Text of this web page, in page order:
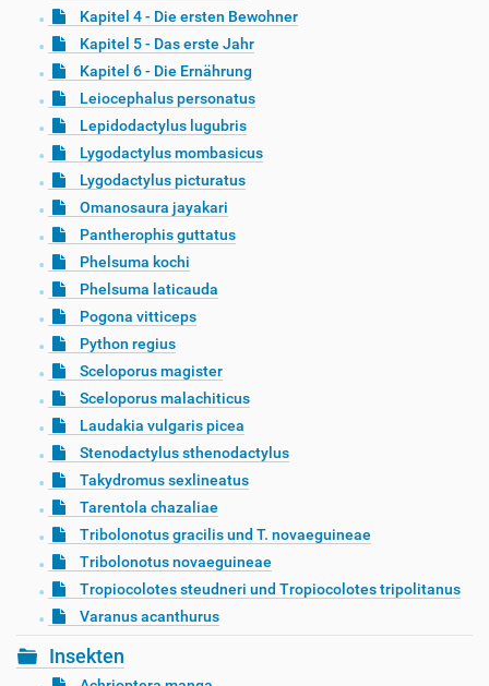
Kapitel 4 - Die ersten Bewohner
Kapitel 5 - Das erste Jahr
Kapitel 6 - Die Ernährung
Leiocephalus personatus
Lepidodactylus lugubris
Lygodactylus mombasicus
Lygodactylus picturatus
Omanosaura jayakari
Pantherophis guttatus
Phelsuma kochi
Phelsuma laticauda
Pogona vitticeps
Python regius
Sceloporus magister
Sceloporus malachiticus
Laudakia vulgaris picea
Stenodactylus sthenodactylus
Takydromus sexlineatus
Tarentola chazaliae
Tribolonotus gracilis und T. novaeguineae
Tribolonotus novaeguineae
Tropiocolotes steudneri und Tropiocolotes tripolitanus
Varanus acanthurus
Insekten